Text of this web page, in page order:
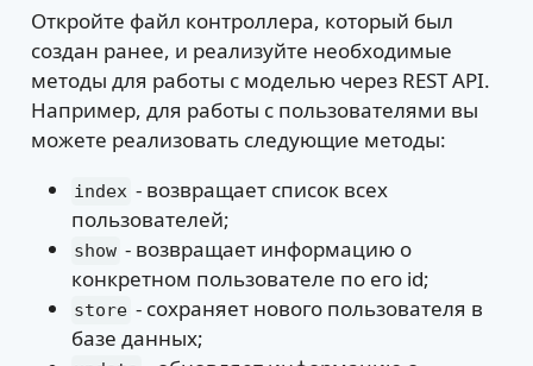
Откройте файл контроллера, который был
создан ранее, и реализуйте необходимые
методы для работы с моделью через REST API.
Например, для работы с пользователями вы
можете реализовать следующие методы:
index - возвращает список всех
пользователей;
show - возвращает информацию о
конкретном пользователе по его id;
store - сохраняет нового пользователя в
базе данных;